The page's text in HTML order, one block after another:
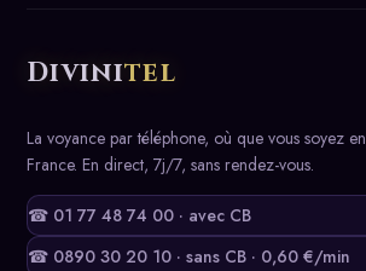
Divinitel
La voyance par téléphone, où que vous soyez en
France. En direct, 7j/7, sans rendez-vous.
☎ 01 77 48 74 00 · avec CB
☎ 0890 30 20 10 · sans CB · 0,60 €/min